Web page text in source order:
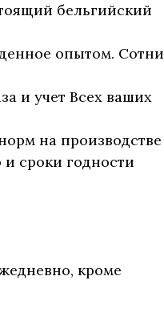
бельгийский
опытом. Сотни
и учет Всех ваших
на производстве
сроки годности
кроме